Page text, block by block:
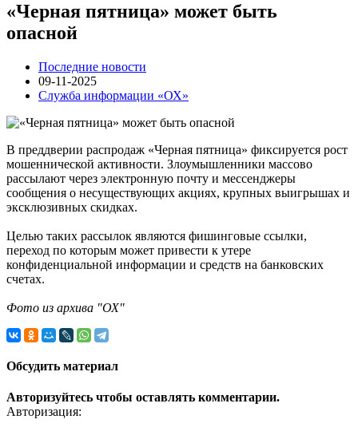
«Черная пятница» может быть
опасной
Последние новости
09-11-2025
Служба информации «ОХ»
В преддверии распродаж «Черная пятница» фиксируется рост
мошеннической активности. Злоумышленники массово
рассылают через электронную почту и мессенджеры
сообщения о несуществующих акциях, крупных выигрышах и
эксклюзивных скидках.
Целью таких рассылок являются фишинговые ссылки,
переход по которым может привести к утере
конфиденциальной информации и средств на банковских
счетах.
Фото из архива "ОХ"
Обсудить материал
Авторизуйтесь чтобы оставлять комментарии.
Авторизация: